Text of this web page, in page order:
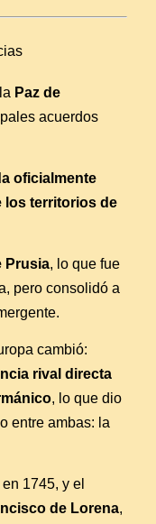
Paz de
acuerdos
oficialmente
los territorios de
Prusia, lo que fue
pero consolidó a
cambió:
rival directa
, lo que dio
entre ambas: la
1745, y el
de Lorena,